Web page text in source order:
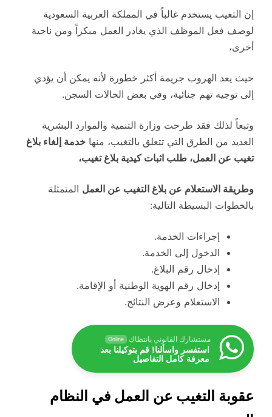
إن التغيب يستخدم غالباً في المملكة العربية السعودية
لوصف فعل الموظف الذي يغادر العمل مبكراً ومن ناحية
أخرى،
حيث يعد الهروب جريمة أكثر خطورة لأنه يمكن أن يؤدي
إلى توجيه تهم جنائية، وفي بعض الحالات السجن.
وتبعاً لذلك فقد طرحت وزارة التنمية والموارد البشرية
العديد من الطرق التي تتعلق بالتغيب، منها خدمة إلغاء بلاغ
تغيب عن العمل، طلب اثبات كيدية بلاغ تغيب،
وطريقة الاستعلام عن بلاغ التغيب عن العمل المتمثلة
بالخطوات البسيطة التالية:
إجراءات الخدمة.
الدخول إلى الخدمة.
إدخال رقم البلاغ.
إدخال رقم الهوية الوطنية أو الإقامة.
الاستعلام وعرض النتائج.
مستشارك القانوني بانتظاك Online
استفسر واسألنا! قم بتوكيلنا بعد
معرفة كامل التفاصيل
عقوبة التغيب عن العمل في النظام